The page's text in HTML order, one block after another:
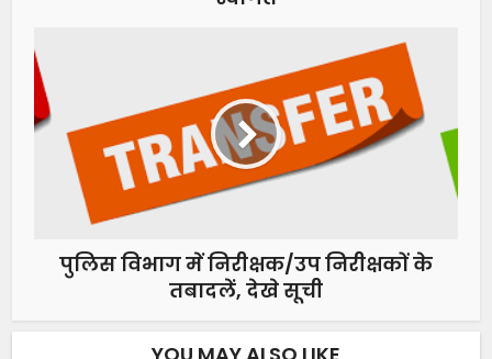
पुलिस विभाग में निरीक्षक/उप निरीक्षकों के
तबादलें, देखे सूची